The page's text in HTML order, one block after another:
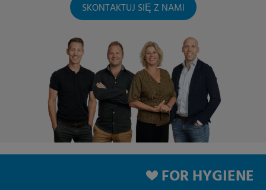
SKONTAKTUJ SIĘ Z NAMI
FOR HYGIENE